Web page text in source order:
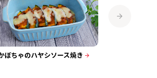
ぼちゃのハヤシソース焼き